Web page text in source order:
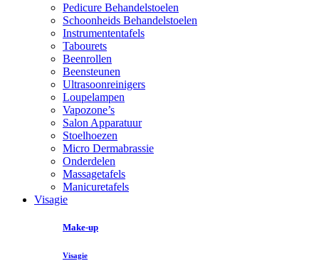
Pedicure Behandelstoelen
Schoonheids Behandelstoelen
Instrumententafels
Tabourets
Beenrollen
Beensteunen
Ultrasoonreinigers
Loupelampen
Vapozone’s
Salon Apparatuur
Stoelhoezen
Micro Dermabrassie
Onderdelen
Massagetafels
Manicuretafels
Visagie
Make-up
Visagie